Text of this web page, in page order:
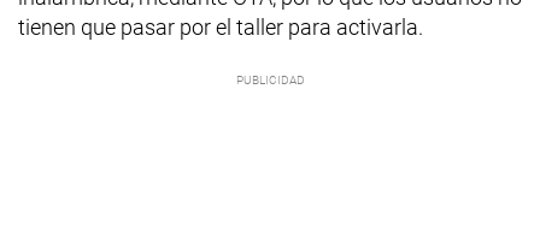
tienen que pasar por el taller para activarla.